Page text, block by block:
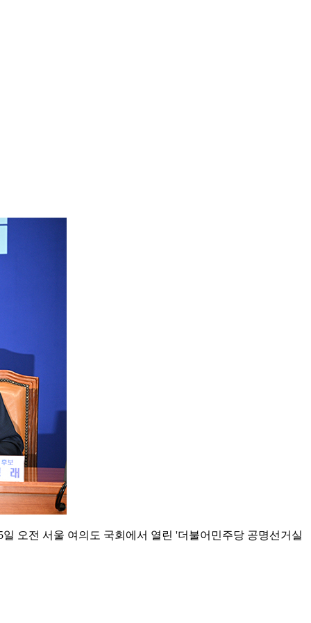
오전 서울 여의도 국회에서 열린 '더불어민주당 공명선거실